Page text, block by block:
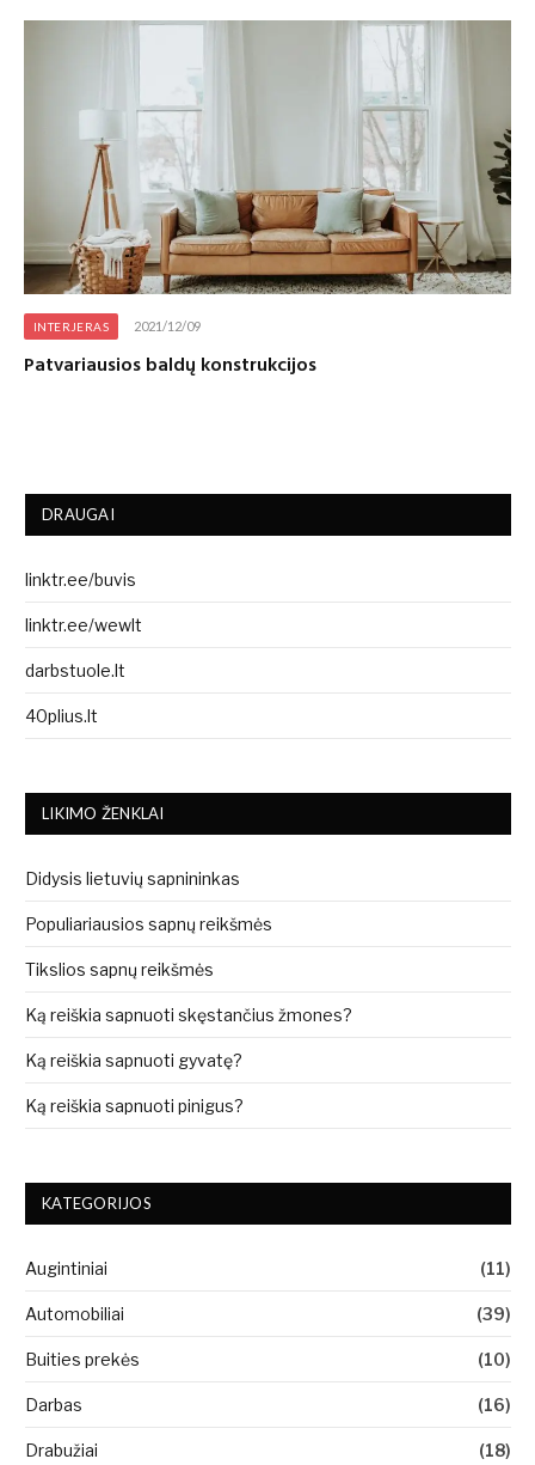
INTERJERAS 2021/12/09
Patvariausios baldų konstrukcijos
DRAUGAI
linktr.ee/buvis
linktr.ee/wewlt
darbstuole.lt
40plius.lt
LIKIMO ŽENKLAI
Didysis lietuvių sapnininkas
Populiariausios sapnų reikšmės
Tikslios sapnų reikšmės
Ką reiškia sapnuoti skęstančius žmones?
Ką reiškia sapnuoti gyvatę?
Ką reiškia sapnuoti pinigus?
KATEGORIJOS
Augintiniai (11)
Automobiliai (39)
Buities prekės (10)
Darbas (16)
Drabužiai (18)